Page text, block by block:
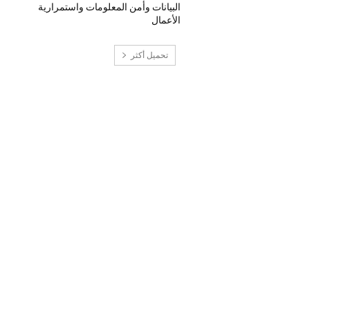
البيانات وأمن المعلومات واستمرارية
الأعمال
تحميل أكثر